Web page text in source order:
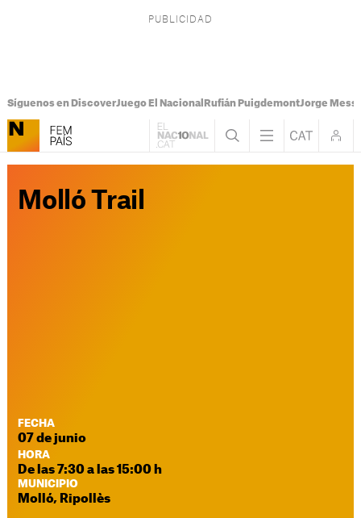
Síguenos en DiscoverJuego El Nacional Rufián PuigdemontJorge Messi
Molló Trail
FECHA
07 de junio
HORA
De las 7:30 a las 15:00 h
MUNICIPIO
Molló, Ripollès